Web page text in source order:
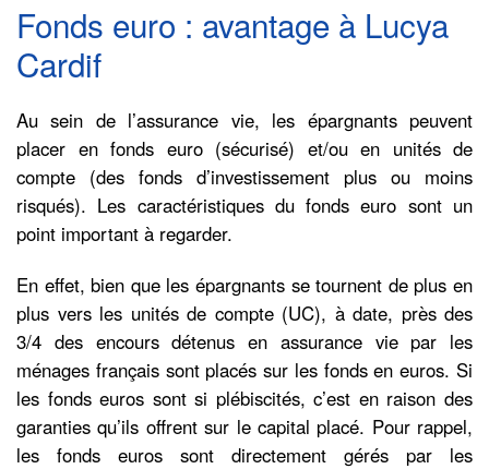
Fonds euro : avantage à Lucya
Cardif
Au sein de l’assurance vie, les épargnants peuvent
placer en fonds euro (sécurisé) et/ou en unités de
compte (des fonds d’investissement plus ou moins
risqués). Les caractéristiques du fonds euro sont un
point important à regarder.
En effet, bien que les épargnants se tournent de plus en
plus vers les unités de compte (UC), à date, près des
3/4 des encours détenus en assurance vie par les
ménages français sont placés sur les fonds en euros. Si
les fonds euros sont si plébiscités, c’est en raison des
garanties qu’ils offrent sur le capital placé. Pour rappel,
les fonds euros sont directement gérés par les